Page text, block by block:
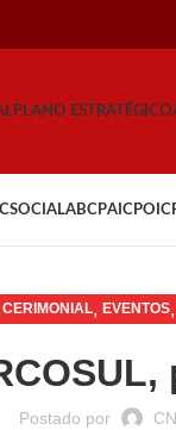
PLANO ESTRATÉGICO
ABCPAICP
CERIMONIAL,EVENTOS
Postado por